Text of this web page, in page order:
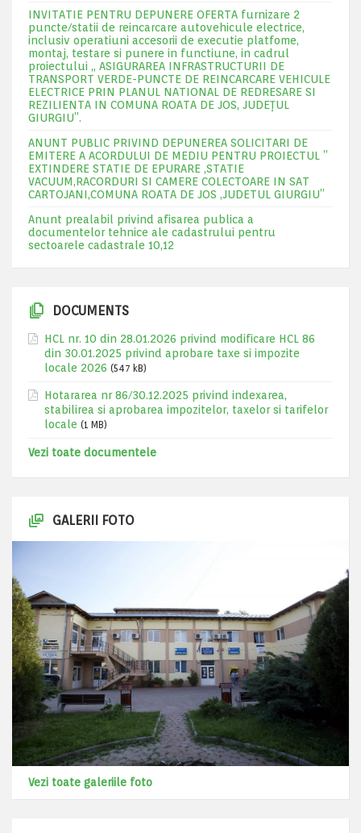
INVITATIE PENTRU DEPUNERE OFERTA furnizare 2
puncte/statii de reincarcare autovehicule electrice,
inclusiv operatiuni accesorii de executie platfome,
montaj, testare si punere in functiune, in cadrul
proiectului „ ASIGURAREA INFRASTRUCTURII DE
TRANSPORT VERDE-PUNCTE DE REINCARCARE VEHICULE
ELECTRICE PRIN PLANUL NATIONAL DE REDRESARE SI
REZILIENTA IN COMUNA ROATA DE JOS, JUDEŢUL
GIURGIU”.
ANUNT PUBLIC PRIVIND DEPUNEREA SOLICITARI DE
EMITERE A ACORDULUI DE MEDIU PENTRU PROIECTUL ”
EXTINDERE STATIE DE EPURARE ,STATIE
VACUUM,RACORDURI SI CAMERE COLECTOARE IN SAT
CARTOJANI,COMUNA ROATA DE JOS ,JUDETUL GIURGIU”
Anunt prealabil privind afisarea publica a
documentelor tehnice ale cadastrului pentru
sectoarele cadastrale 10,12
DOCUMENTS
HCL nr. 10 din 28.01.2026 privind modificare HCL 86
din 30.01.2025 privind aprobare taxe si impozite
locale 2026 (547 kB)
Hotararea nr 86/30.12.2025 privind indexarea,
stabilirea si aprobarea impozitelor, taxelor si tarifelor
locale (1 MB)
Vezi toate documentele
GALERII FOTO
Vezi toate galeriile foto